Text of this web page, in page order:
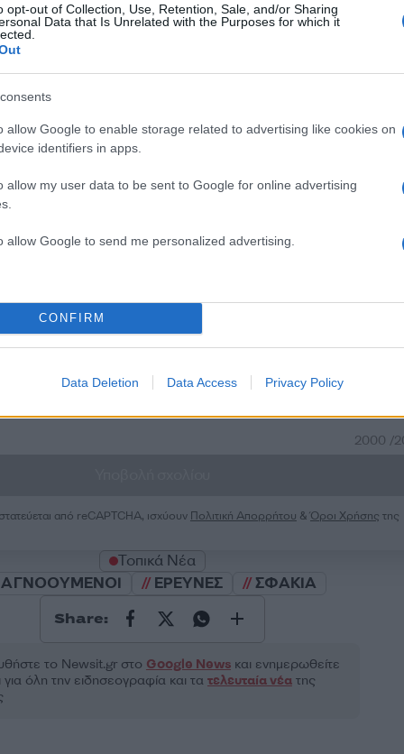
opt-out of Collection, Use, Retention, Sale, and/or Sharing
Data that Is Unrelated with the Purposes for which it
allow Google to enable storage related to advertising like cookies on
identifiers in apps.
allow my user data to be sent to Google for online advertising
allow Google to send me personalized advertising.
CONFIRM
Data Deletion Data Access Privacy Policy
2000 /
από reCAPTCHA, ισχύουν Πολιτική Απορρήτου &Όροι Χρήσης της
Τοπικά Νέα
ΑΓΝΟΟΥΜΕΝΟΙ
ΕΡΕΥΝΕΣ ΣΦΑΚΙΑ
Share:
το Νewsit.gr στο Google Newsκαι ενημερωθείτε
όλη την ειδησεογραφία και τα τελευταία νέατης